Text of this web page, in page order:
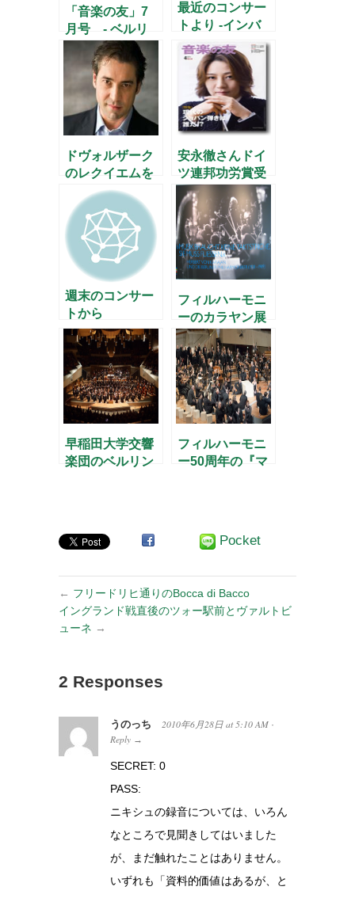
「音楽の友」7
月号 - ベルリ
ン・フィル特集
–
最近のコンサー
トより -インバ
ル、アントニー
ニ、フィガロ
etc-
ドヴォルザーク
のレクイエムを
安永徹さんドイ
ツ連邦功労賞受
章 - 「音楽の
友」4月号 –
週末のコンサー
トから
フィルハーモニ
ーのカラヤン展
早稲田大学交響
楽団のベルリン
フィルハーモニ
ー50周年の『マ
Pocket
← フリードリヒ通りのBocca di Bacco
イングランド戦直後のツォー駅前とヴァルトビ
ューネ →
2 Responses
うのっち 2010年6月28日 at 5:10 AM ·
Reply →
SECRET: 0
PASS:
ニキシュの録音については、いろん
なところで見聞きしてはいました
が、まだ触れたことはありません。
いずれも「資料的価値はあるが、と